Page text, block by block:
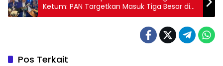
Ketum: PAN Targetkan Masuk Tiga Besar di
Pemilu 2029
Pos Terkait